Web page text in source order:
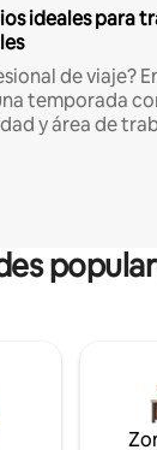
ideales para
de viaje?
temporada
y área de